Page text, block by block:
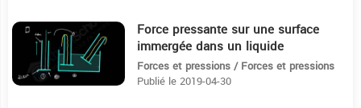
4:42 Force pressante sur une surface
immergée dans un liquide
Forces et pressions / Forces et pressions
Publié le 2019-04-30